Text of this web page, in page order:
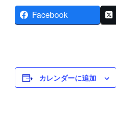
Facebook
カレンダーに追加